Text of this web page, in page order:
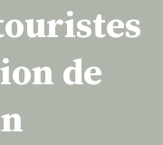
de